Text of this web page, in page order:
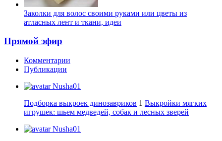
Заколки для волос своими руками или цветы из
атласных лент и ткани, идеи
Прямой эфир
Комментарии
Публикации
Nusha01
Подборка выкроек динозавриков 1 Выкройки мягких
игрушек: шьем медведей, собак и лесных зверей
Nusha01